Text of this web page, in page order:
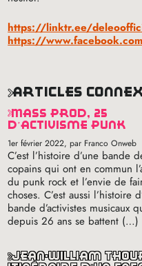
https://linktr.ee/
https://
articles
mass prod, 25
d’activisme punk
1er février 2022, par Franco Onweb
C’est l’histoire d’une bande
copains qui ont en commun
du punk rock et l’envie de
choses. C’est aussi l’histoire
bande d’activistes musicaux
depuis 26 ans se battent (…)
jean-william thoury :